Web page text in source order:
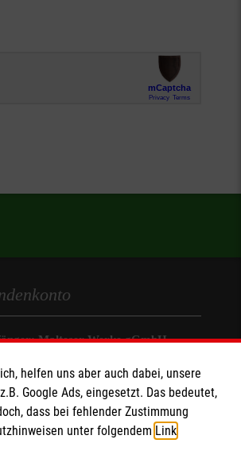
Malteser Werke gGmbH
BFSWDE33XXX
helfen uns aber auch dabei, unsere
Google Ads, eingesetzt. Das bedeutet,
dass bei fehlender Zustimmung
unter folgendem Link